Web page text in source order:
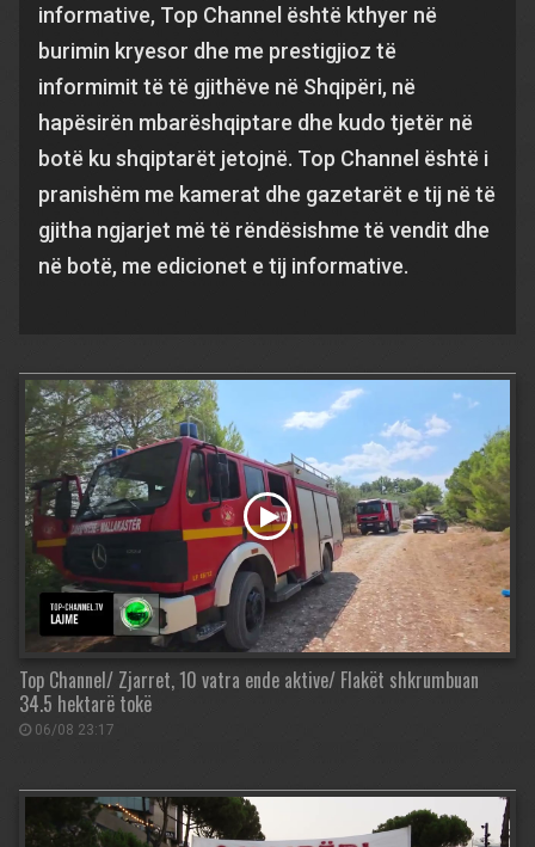
informative, Top Channel është kthyer në
burimin kryesor dhe me prestigjioz të
informimit të të gjithëve në Shqipëri, në
hapësirën mbarëshqiptare dhe kudo tjetër në
botë ku shqiptarët jetojnë. Top Channel është i
pranishëm me kamerat dhe gazetarët e tij në të
gjitha ngjarjet më të rëndësishme të vendit dhe
në botë, me edicionet e tij informative.
Top Channel/ Zjarret, 10 vatra ende aktive/ Flakët shkrumbuan
34.5 hektarë tokë
06/08 23:17